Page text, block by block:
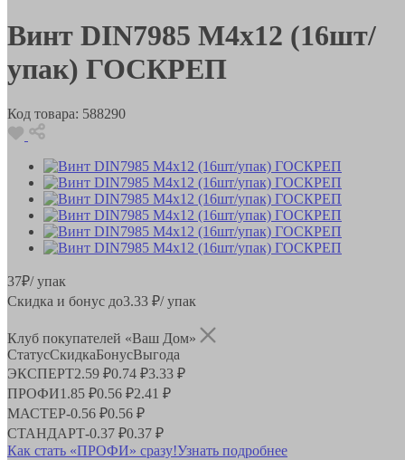
Винт DIN7985 М4х12 (16шт/
упак) ГОСКРЕП
Код товара: 588290
37₽/ упак
Скидка и бонус до3.33 ₽/ упак
Клуб покупателей «Ваш Дом»
СтатусСкидкаБонусВыгода
ЭКСПЕРТ2.59 ₽0.74 ₽3.33 ₽
ПРОФИ1.85 ₽0.56 ₽2.41 ₽
МАСТЕР-0.56 ₽0.56 ₽
СТАНДАРТ-0.37 ₽0.37 ₽
Как стать «ПРОФИ» сразу!Узнать подробнее